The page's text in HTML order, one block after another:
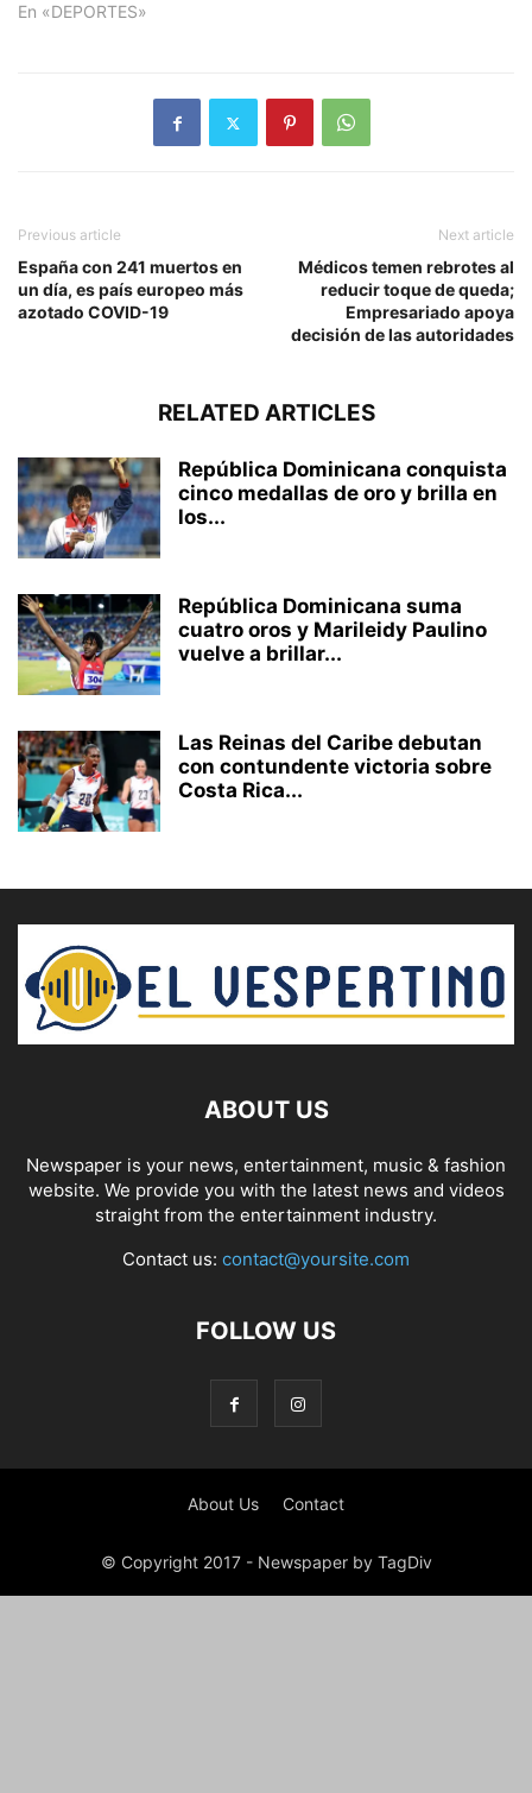
En «DEPORTES»
Previous article
España con 241 muertos en
un día, es país europeo más
azotado COVID-19
Next article
Médicos temen rebrotes al
reducir toque de queda;
Empresariado apoya
decisión de las autoridades
RELATED ARTICLES
República Dominicana conquista
cinco medallas de oro y brilla en
los...
República Dominicana suma
cuatro oros y Marileidy Paulino
vuelve a brillar...
Las Reinas del Caribe debutan
con contundente victoria sobre
Costa Rica...
ABOUT US
Newspaper is your news, entertainment, music & fashion
website. We provide you with the latest news and videos
straight from the entertainment industry.
Contact us: contact@yoursite.com
FOLLOW US
About Us Contact
© Copyright 2017 - Newspaper by TagDiv